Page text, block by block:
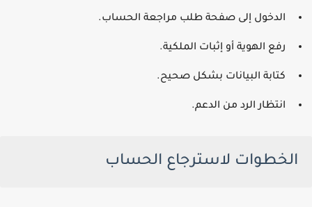
الدخول إلى صفحة طلب مراجعة الحساب.
رفع الهوية أو إثبات الملكية.
كتابة البيانات بشكل صحيح.
انتظار الرد من الدعم.
الخطوات لاسترجاع الحساب